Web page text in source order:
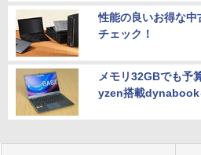
性能の良いお得な
チェック！
メモリ32GBでも予
yzen搭載dynabook